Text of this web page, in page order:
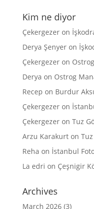
Kim ne diyor
Çekergezeron
Derya Şenyeron
Çekergezeron
Derya on Ostrog
Recep on Burdur
Çekergezeron
Çekergezeron Tuz
Arzu Karakurton
Reha on İstanbul
La edri on Çeşnigir
Archives
March 2026(3)